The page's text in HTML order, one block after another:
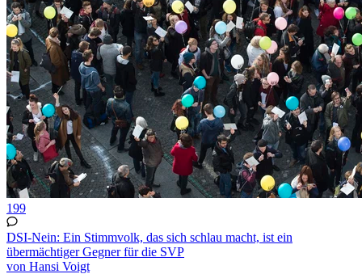
199
DSI-Nein: Ein Stimmvolk, das sich schlau macht, ist ein
übermächtiger Gegner für die SVP
von Hansi Voigt